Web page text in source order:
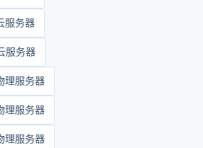
服务器
服务器
理服务器
理服务器
理服务器